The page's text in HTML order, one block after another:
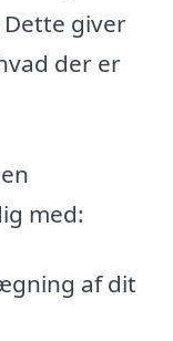
giver
der er
med:
af dit